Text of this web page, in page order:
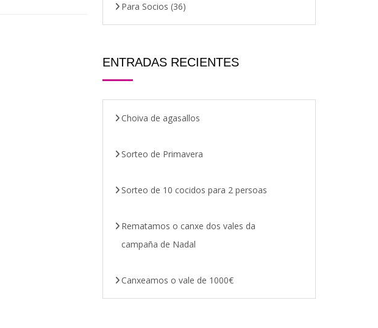
Para Socios (36)
ENTRADAS RECIENTES
Choiva de agasallos
Sorteo de Primavera
Sorteo de 10 cocidos para 2 persoas
Rematamos o canxe dos vales da
campaña de Nadal
Canxeamos o vale de 1000€